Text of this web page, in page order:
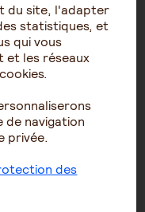
du site, l'adapter
statistiques, et
qui vous
les réseaux
de navigation
privée.
des